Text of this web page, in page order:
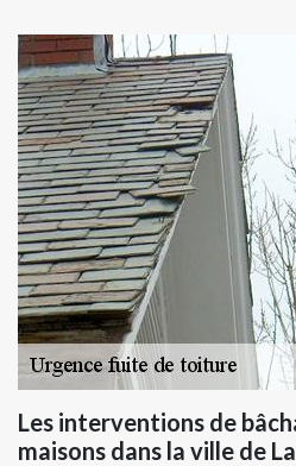
Les interventions de
maisons dans la ville de